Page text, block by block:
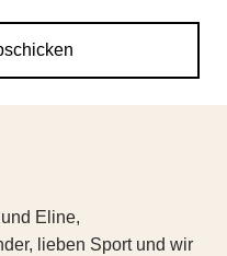
Eline,
lieben Sport und wir